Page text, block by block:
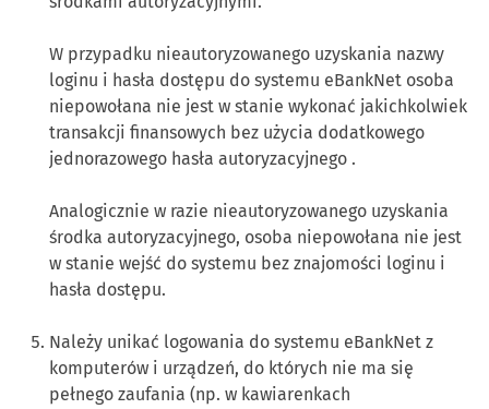
W przypadku nieautoryzowanego uzyskania nazwy
loginu i hasła dostępu do systemu eBankNet osoba
niepowołana nie jest w stanie wykonać jakichkolwiek
transakcji finansowych bez użycia dodatkowego
jednorazowego hasła autoryzacyjnego .
Analogicznie w razie nieautoryzowanego uzyskania
środka autoryzacyjnego, osoba niepowołana nie jest
w stanie wejść do systemu bez znajomości loginu i
hasła dostępu.
Należy unikać logowania do systemu eBankNet z
komputerów i urządzeń, do których nie ma się
pełnego zaufania (np. w kawiarenkach